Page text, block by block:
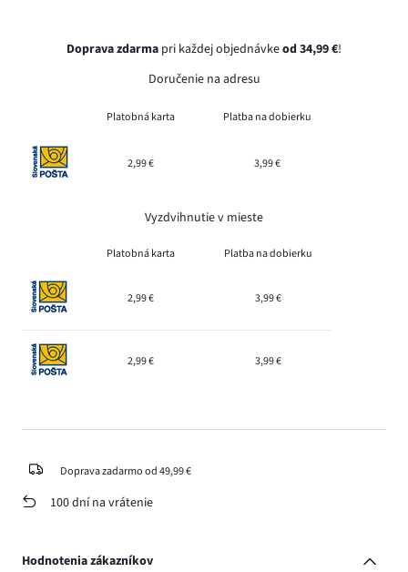
Doprava zdarma pri každej objednávkeod 34,99 €!
Doručenie na adresu
Platobná karta Platba na dobierku
2,99 € 3,99 €
Vyzdvihnutie v mieste
Platobná karta Platba na dobierku
2,99 € 3,99 €
2,99 € 3,99 €
Doprava zadarmo od 49,99 €
100 dní na vrátenie
Hodnotenia zákazníkov